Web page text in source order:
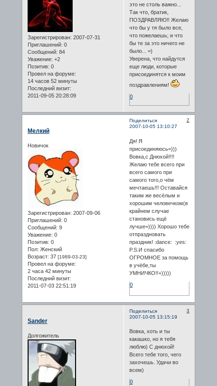
Зарегистрирован: 2007-07-31
Приглашений: 0
Сообщений: 84
Уважение: +2
Позитив: 0
Провел на форуме:
14 часов 52 минуты
Последний визит:
2011-09-05 20:28:09
это не столь важно...
Так что, братик,
ПОЗДРАВЛЯЮ!! Желаю
что бы у тя было все,
что пожелаешь; и что
бы те за это ничего не
было... =)
Уверена, что найдутся
еще люди, которые
присоединятся к моим
поздравлениям!
0
Поделиться
2
2007-10-05 13:10:27
Мелкий
Новичок
Зарегистрирован: 2007-09-06
Приглашений: 0
Сообщений: 9
Уважение: 0
Позитив: 0
Пол: Женский
Возраст: 37 [1989-03-23]
Провел на форуме:
2 часа 42 минуты
Последний визит:
2011-07-03 22:51:19
Дя! Я
присоединяюсь=)))
Вовка,с Днюхой!!!!
Желаю тебе всего при
всего самого при
самого того,о чём
мечтаешь!!! Оставайся
таким же весёлым и
хорошим человечком(в
крайнем случае
становись ещё
лучше=)))) Хорошо тебе
отпраздновать
праздник! :dance: :yes:
P.S.И спасибо
ОГРОМНОЕ за помощь
в учёбе,ты
УМНИЧКО!!+)))))
0
Поделиться
3
2007-10-05 13:15:19
Sander
Долгожитель
Вовка, хоть и ты
какашко, но я тебя
люблю) С днюхой!
Всего тебе того, чего
захочешь. Удачи во
всем)
0